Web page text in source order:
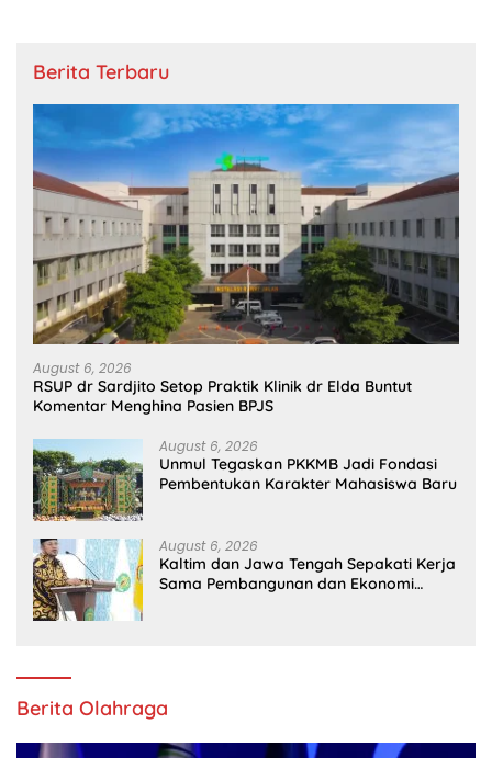
Berita Terbaru
August 6, 2026
RSUP dr Sardjito Setop Praktik Klinik dr Elda Buntut
Komentar Menghina Pasien BPJS
August 6, 2026
Unmul Tegaskan PKKMB Jadi Fondasi
Pembentukan Karakter Mahasiswa Baru
August 6, 2026
Kaltim dan Jawa Tengah Sepakati Kerja
Sama Pembangunan dan Ekonomi
Berita Olahraga